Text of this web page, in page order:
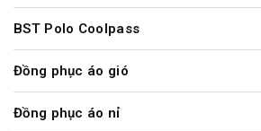
BST Polo Coolpass
Đồng phục áo gió
Đồng phục áo nỉ